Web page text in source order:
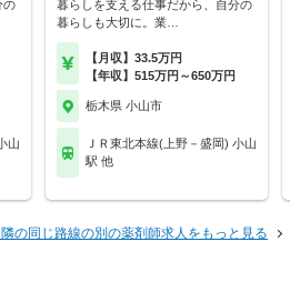
の
山
暮らしを支える仕事だから、自分の
暮らしも大切に。業…
【月収】33.5万円
【年収】515万円～650万円
栃木県 小山市
ＪＲ東北本線(上野－盛岡) 小山
駅 他
の同じ路線の別の薬剤師求人をもっと見る